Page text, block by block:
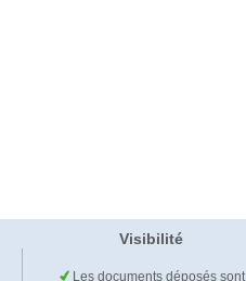
Visibilité
Les documents déposés sont